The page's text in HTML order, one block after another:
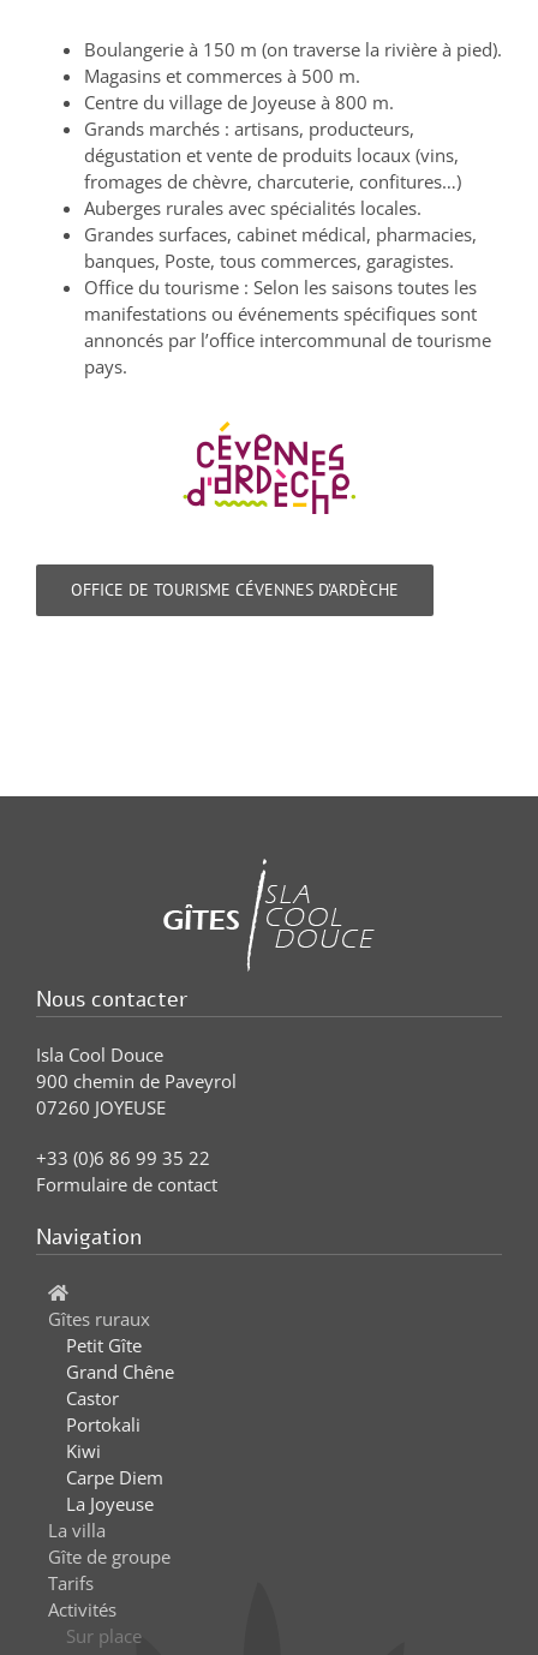
Boulangerie à 150 m (on traverse la rivière à pied).
Magasins et commerces à 500 m.
Centre du village de Joyeuse à 800 m.
Grands marchés : artisans, producteurs,
dégustation et vente de produits locaux (vins,
fromages de chèvre, charcuterie, confitures…)
Auberges rurales avec spécialités locales.
Grandes surfaces, cabinet médical, pharmacies,
banques, Poste, tous commerces, garagistes.
Office du tourisme : Selon les saisons toutes les
manifestations ou événements spécifiques sont
annoncés par l’office intercommunal de tourisme
pays.
OFFICE DE TOURISME CÉVENNES D’ARDÈCHE
Nous contacter
Isla Cool Douce
900 chemin de Paveyrol
07260 JOYEUSE
+33 (0)6 86 99 35 22
Formulaire de contact
Navigation
Gîtes ruraux
Petit Gîte
Grand Chêne
Castor
Portokali
Kiwi
Carpe Diem
La Joyeuse
La villa
Gîte de groupe
Tarifs
Activités
Sur place